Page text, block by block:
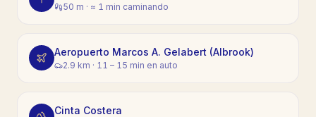
50 m · ≈ 1 min caminando
Aeropuerto Marcos A. Gelabert (Albrook)
2.9 km · 11 – 15 min en auto
Cinta Costera